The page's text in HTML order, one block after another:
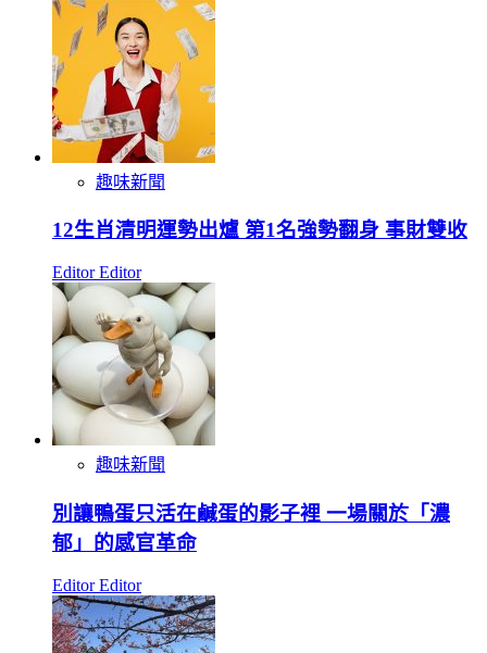
趣味新聞
12生肖清明運勢出爐 第1名強勢翻身 事財雙收
Editor Editor
趣味新聞
別讓鴨蛋只活在鹹蛋的影子裡 一場關於「濃
郁」的感官革命
Editor Editor